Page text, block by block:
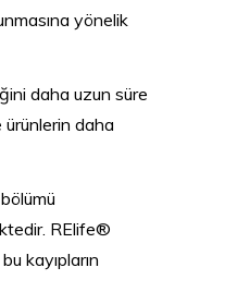
yönelik
daha uzun süre
ürünlerin daha
RElife®
kayıpların